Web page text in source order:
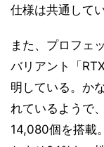
仕様は共通してい
また、プロフェ
バリアント「
明している。か
れているようで
14,080個を搭載